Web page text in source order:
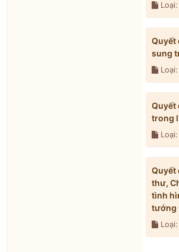
Quyết
sung
Quyết
trong
Quyết
thư,
tình
tướng